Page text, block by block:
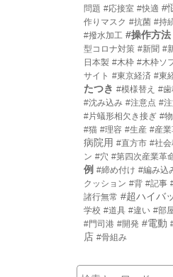
問題 #応接室 #快適 #
作りマスク #抗菌 #持
#撥水加工 #操作方法
型コロナ対策 #新聞 #
日本製 #木枠 #木枠ソ
サイト #東京経済 #東
たつき #模様替え #歯
#沈み込み #注意点 #
#片蟻形相欠き接ぎ #
#猫 #理容 #生産 #産
病院用 #直方市 #社
ン #穴 #第四次産業革
例 #締め付け #編み込
クッション #背 #記事
諸行無常 #超ハイバ
学校 #道具 #違い #部
#門司港 #開発 #電動
店 #骨組み